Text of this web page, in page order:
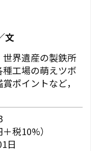
文
世界遺産の製鉄所
工場の萌えツボ
ポイントなど，
税10%）
日